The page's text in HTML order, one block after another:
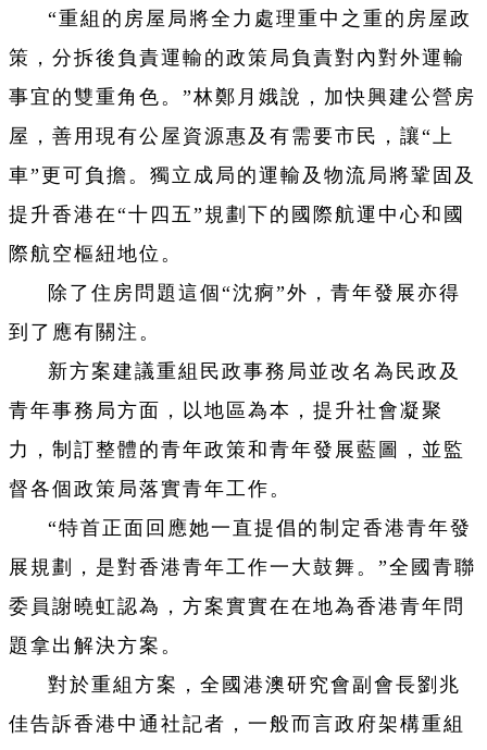
“重組的房屋局將全力處理重中之重的房屋政
策，分拆後負責運輸的政策局負責對內對外運輸
事宜的雙重角色。”林鄭月娥說，加快興建公營房
屋，善用現有公屋資源惠及有需要市民，讓“上
車”更可負擔。獨立成局的運輸及物流局將鞏固及
提升香港在“十四五”規劃下的國際航運中心和國
際航空樞紐地位。
除了住房問題這個“沈痾”外，青年發展亦得
到了應有關注。
新方案建議重組民政事務局並改名為民政及
青年事務局方面，以地區為本，提升社會凝聚
力，制訂整體的青年政策和青年發展藍圖，並監
督各個政策局落實青年工作。
“特首正面回應她一直提倡的制定香港青年發
展規劃，是對香港青年工作一大鼓舞。”全國青聯
委員謝曉虹認為，方案實實在在地為香港青年問
題拿出解決方案。
對於重組方案，全國港澳研究會副會長劉兆
佳告訴香港中通社記者，一般而言政府架構重組